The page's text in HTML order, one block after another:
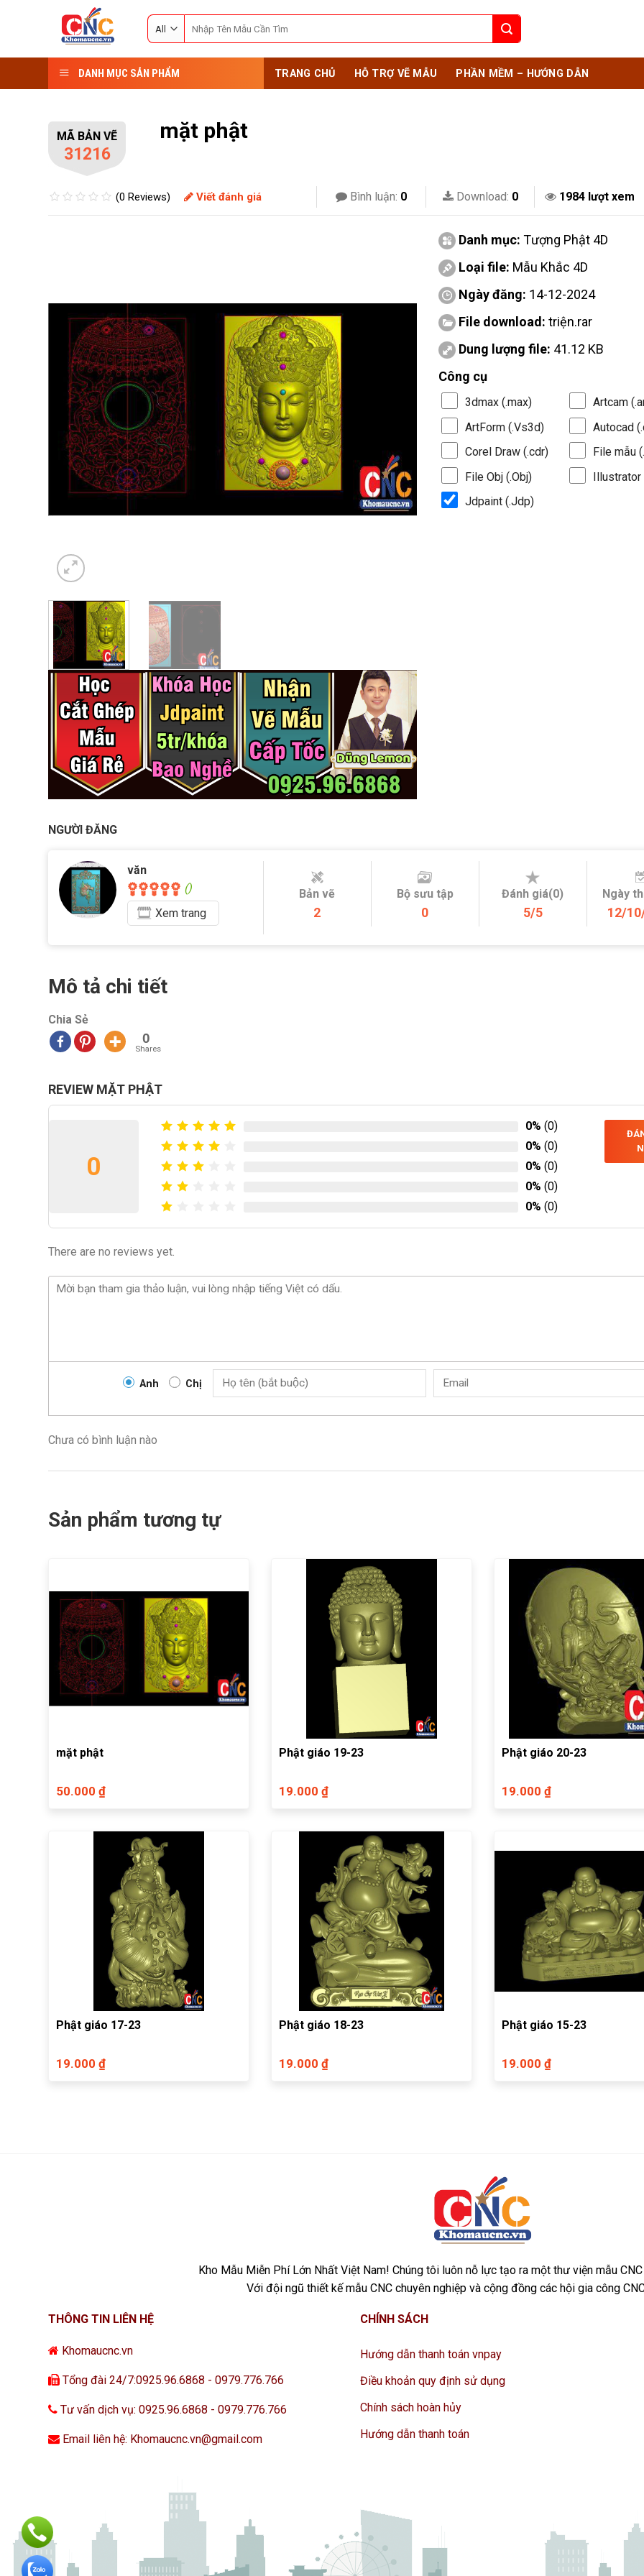
for:
DANH MỤC SẢN PHẨM TRANG CHỦ HỖ TRỢ VẼ MẪU PHẦN MỀM – HƯỚNG DẪN
MÃ BẢN VẼ
31216
mặt phật
(0 Reviews) Viết đánh giá Bình luận: 0 Download: 0 1984 lượt xem
Danh mục: Tượng Phật 4D
Loại file: Mẫu Khắc 4D
Ngày đăng: 14-12-2024
File download: triện.rar
Dung lượng file: 41.12 KB
Công cụ
3dmax (.max)
Artcam
ArtForm (.Vs3d)
Autocad
Corel Draw (.cdr)
File mẫu
File Obj (.Obj)
Illustrator
Jdpaint (.Jdp)
NGƯỜI ĐĂNG
văn
()
Xem trang
Bản vẽ
2
Bộ sưu tập
0
Đánh giá(0)
5/5
Ngày
12/
Mô tả chi tiết
Chia Sẻ
0
Shares
REVIEW MẶT PHẬT
0
0% (0)
0% (0)
0% (0)
0% (0)
0% (0)
There are no reviews yet.
Anh Chị
Chưa có bình luận nào
Sản phẩm tương tự
mặt phật
50.000 ₫
Phật giáo 19-23
19.000 ₫
Phật giáo 20-23
19.000 ₫
Phật giáo 17-23
19.000 ₫
Phật giáo 18-23
19.000 ₫
Phật giáo 15-23
19.000 ₫
Kho Mẫu Miễn Phí Lớn Nhất Việt Nam! Chúng tôi luôn nỗ lực tạo ra một thư viện mẫu
Với đội ngũ thiết kế mẫu CNC chuyên nghiệp và cộng đồng các hội gia công
THÔNG TIN LIÊN HỆ
Khomaucnc.vn
Tổng đài 24/7:0925.96.6868 - 0979.776.766
Tư vấn dịch vụ: 0925.96.6868 - 0979.776.766
Email liên hệ: Khomaucnc.vn@gmail.com
CHÍNH SÁCH
Hướng dẫn thanh toán vnpay
Điều khoản quy định sử dụng
Chính sách hoàn hủy
Hướng dẫn thanh toán